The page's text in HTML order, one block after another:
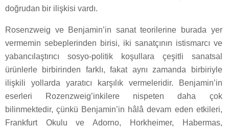
doğrudan bir ilişkisi vardı.
Rosenzweig ve Benjamin’in sanat teorilerine burada yer
vermemin sebeplerinden birisi, iki sanatçının istismarcı ve
yabancılaştırıcı sosyo-politik koşullara çeşitli sanatsal
ürünlerle birbirinden farklı, fakat aynı zamanda birbiriyle
ilişkili yollarda yaratıcı karşılık vermeleridir. Benjamin’in
eserleri Rozenzweig’inkilere nispeten daha çok
bilinmektedir, çünkü Benjamin’in hâlâ devam eden etkileri,
Frankfurt Okulu ve Adorno, Horkheimer, Habermas,